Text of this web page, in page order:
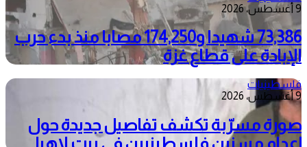
9 أغسطس، 2026
73,386 شهيدا و174,250 مصابا منذ بدء حرب
الإبادة على قطاع غزة
فلسطينيات
9 أغسطس، 2026
صورة مسرّبة تكشف تفاصيل جديدة حول